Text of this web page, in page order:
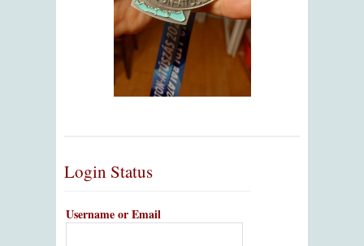
Login Status
Username or Email